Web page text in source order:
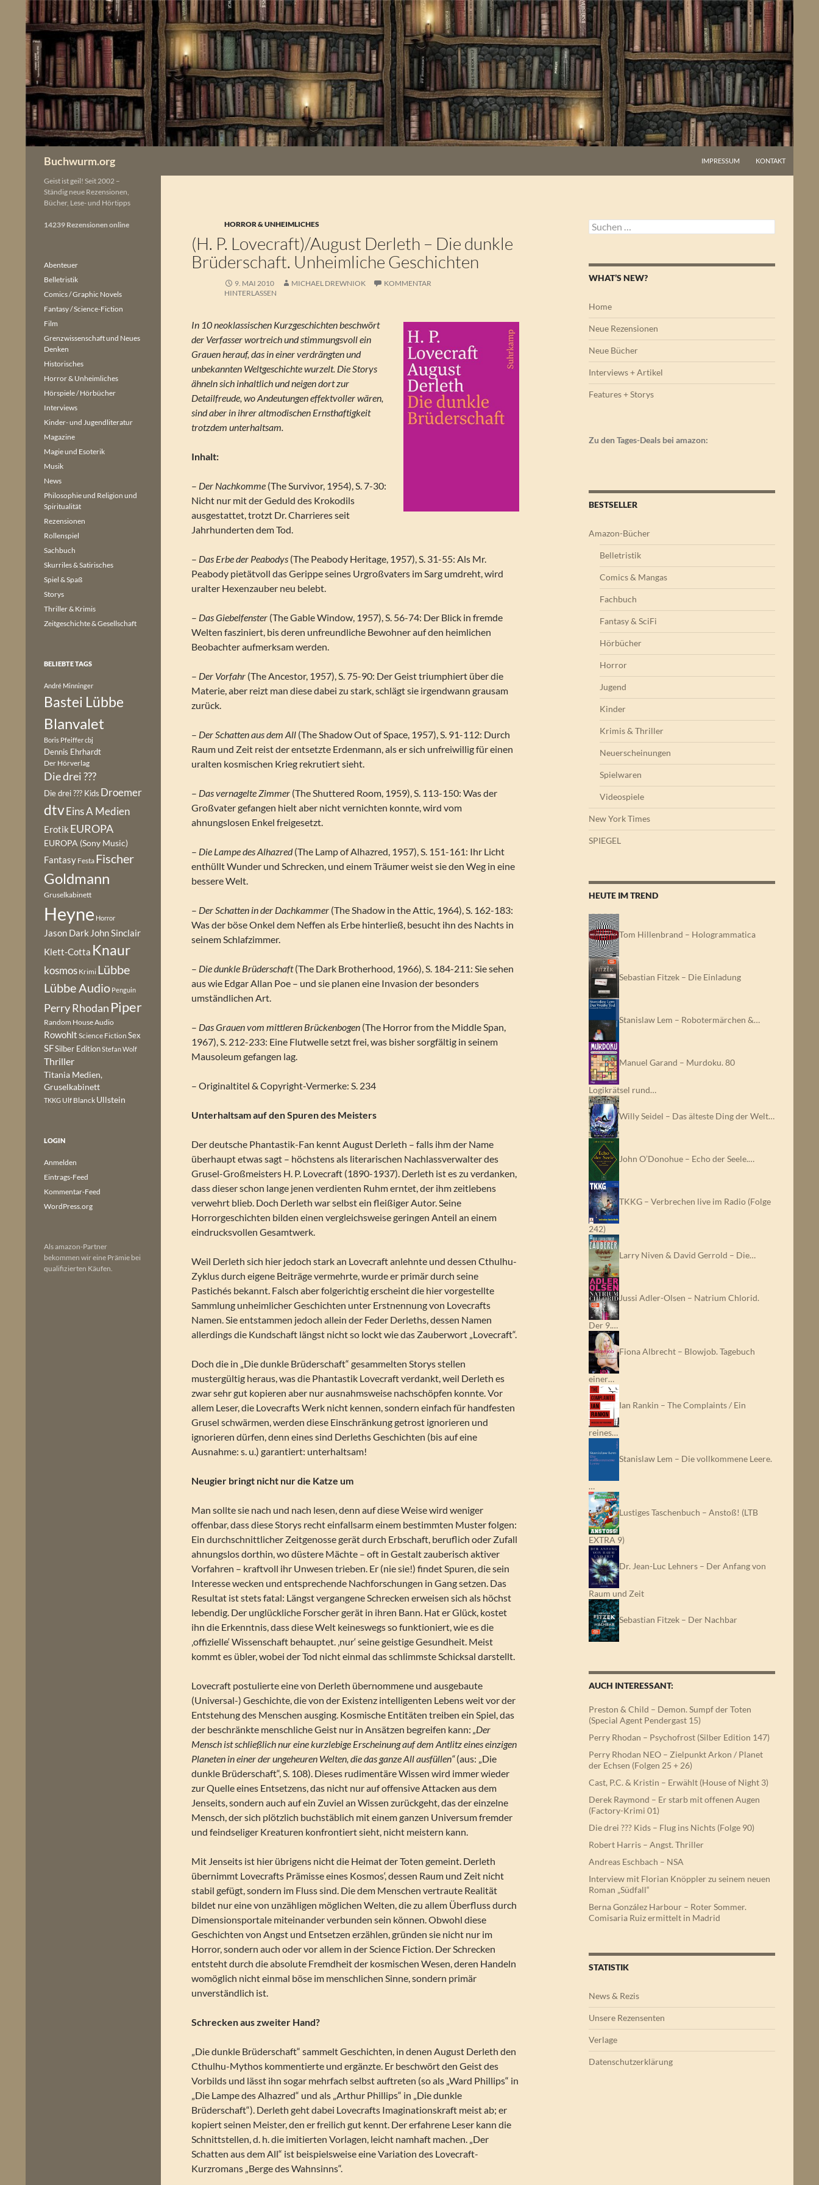
springen
Buchwurm.org IMPRESSUM KONTAKT
HORROR & UNHEIMLICHES
(H. P. Lovecraft)/August Derleth – Die dunkle
Brüderschaft. Unheimliche Geschichten
9. MAI 2010 MICHAEL DREWNIOK
KOMMENTAR
HINTERLASSEN
In 10 neoklassischen Kurzgeschichten beschwört
der Verfasser wortreich und stimmungsvoll ein
Grauen herauf, das in einer verdrängten und
unbekannten Weltgeschichte wurzelt. Die Storys
ähneln sich inhaltlich und neigen dort zur
Detailfreude, wo Andeutungen effektvoller wären,
sind aber in ihrer altmodischen Ernsthaftigkeit
trotzdem unterhaltsam.
Inhalt:
– Der Nachkomme (The Survivor, 1954), S. 7-30:
Nicht nur mit der Geduld des Krokodils
ausgestattet, trotzt Dr. Charrieres seit
Jahrhunderten dem Tod.
– Das Erbe der Peabodys (The Peabody Heritage, 1957), S. 31-55: Als Mr.
Peabody pietätvoll das Gerippe seines Urgroßvaters im Sarg umdreht, wird
uralter Hexenzauber neu belebt.
– Das Giebelfenster (The Gable Window, 1957), S. 56-74: Der Blick in fremde
Welten fasziniert, bis deren unfreundliche Bewohner auf den heimlichen
Beobachter aufmerksam werden.
– Der Vorfahr (The Ancestor, 1957), S. 75-90: Der Geist triumphiert über die
Materie, aber reizt man diese dabei zu stark, schlägt sie irgendwann grausam
zurück.
– Der Schatten aus dem All (The Shadow Out of Space, 1957), S. 91-112: Durch
Raum und Zeit reist der entsetzte Erdenmann, als er sich unfreiwillig für einen
uralten kosmischen Krieg rekrutiert sieht.
– Das vernagelte Zimmer (The Shuttered Room, 1959), S. 113-150: Was der
Großvater gefangen hielt aber nicht vernichten konnte, wird vom
ahnungslosen Enkel freigesetzt.
– Die Lampe des Alhazred(The Lamp of Alhazred, 1957), S. 151-161: Ihr Licht
enthüllt Wunder und Schrecken, und einem Träumer weist sie den Weg in eine
bessere Welt.
– Der Schatten in der Dachkammer (The Shadow in the Attic, 1964), S. 162-183:
Was der böse Onkel dem Neffen als Erbe hinterließ, besucht ihn des Nachts in
seinem Schlafzimmer.
– Die dunkle Brüderschaft(The Dark Brotherhood, 1966), S. 184-211: Sie sehen
aus wie Edgar Allan Poe – und sie planen eine Invasion der besonders
umständlichen Art.
– Das Grauen vom mittleren Brückenbogen (The Horror from the Middle Span,
1967), S. 212-233: Eine Flutwelle setzt frei, was bisher sorgfältig in seinem
Mausoleum gefangen lag.
– Originaltitel & Copyright-Vermerke: S. 234
Unterhaltsam auf den Spuren des Meisters
Der deutsche Phantastik-Fan kennt August Derleth – falls ihm der Name
überhaupt etwas sagt – höchstens als literarischen Nachlassverwalter des
Grusel-Großmeisters H. P. Lovecraft (1890-1937). Derleth ist es zu verdanken,
dass dieser schon lange jenen verdienten Ruhm erntet, der ihm zeitlebens
verwehrt blieb. Doch Derleth war selbst ein fleißiger Autor. Seine
Horrorgeschichten bilden einen vergleichsweise geringen Anteil an einem
eindrucksvollen Gesamtwerk.
Weil Derleth sich hier jedoch stark an Lovecraft anlehnte und dessen Cthulhu-
Zyklus durch eigene Beiträge vermehrte, wurde er primär durch seine
Pastichés bekannt. Falsch aber folgerichtig erscheint die hier vorgestellte
Sammlung unheimlicher Geschichten unter Erstnennung von Lovecrafts
Namen. Sie entstammen jedoch allein der Feder Derleths, dessen Namen
allerdings die Kundschaft längst nicht so lockt wie das Zauberwort „Lovecraft“.
Doch die in „Die dunkle Brüderschaft“ gesammelten Storys stellen
mustergültig heraus, was die Phantastik Lovecraft verdankt, weil Derleth es
zwar sehr gut kopieren aber nur ausnahmsweise nachschöpfen konnte. Vor
allem Leser, die Lovecrafts Werk nicht kennen, sondern einfach für handfesten
Grusel schwärmen, werden diese Einschränkung getrost ignorieren und
ignorieren dürfen, denn eines sind Derleths Geschichten (bis auf eine
Ausnahme: s. u.) garantiert: unterhaltsam!
Neugier bringt nicht nur die Katze um
Man sollte sie nach und nach lesen, denn auf diese Weise wird weniger
offenbar, dass diese Storys recht einfallsarm einem bestimmten Muster folgen:
Ein durchschnittlicher Zeitgenosse gerät durch Erbschaft, beruflich oder Zufall
ahnungslos dorthin, wo düstere Mächte – oft in Gestalt zauberisch aktiver
Vorfahren – kraftvoll ihr Unwesen trieben. Er (nie sie!) findet Spuren, die sein
Interesse wecken und entsprechende Nachforschungen in Gang setzen. Das
Resultat ist stets fatal: Längst vergangene Schrecken erweisen sich als höchst
lebendig. Der unglückliche Forscher gerät in ihren Bann. Hat er Glück, kostet
ihn die Erkenntnis, dass diese Welt keineswegs so funktioniert, wie es die
‚offizielle‘ Wissenschaft behauptet. ‚nur‘ seine geistige Gesundheit. Meist
kommt es übler, wobei der Tod nicht einmal das schlimmste Schicksal darstellt.
Lovecraft postulierte eine von Derleth übernommene und ausgebaute
(Universal-) Geschichte, die von der Existenz intelligenten Lebens weit vor der
Entstehung des Menschen ausging. Kosmische Entitäten treiben ein Spiel, das
der beschränkte menschliche Geist nur in Ansätzen begreifen kann:„Der
Mensch ist schließlich nur eine kurzlebige Erscheinung auf dem Antlitz eines einzigen
Planeten in einer der ungeheuren Welten, die das ganze All ausfüllen“(aus: „Die
dunkle Brüderschaft“, S. 108). Dieses rudimentäre Wissen wird immer wieder
zur Quelle eines Entsetzens, das nicht nur auf offensive Attacken aus dem
Jenseits, sondern auch auf ein Zuviel an Wissen zurückgeht, das der einzelne
Mensch, der sich plötzlich buchstäblich mit einem ganzen Universum fremder
und feindseliger Kreaturen konfrontiert sieht, nicht meistern kann.
Mit Jenseits ist hier übrigens nicht die Heimat der Toten gemeint. Derleth
übernimmt Lovecrafts Prämisse eines Kosmos‘, dessen Raum und Zeit nicht
stabil gefügt, sondern im Fluss sind. Die dem Menschen vertraute Realität
bildet nur eine von unzähligen möglichen Welten, die zu allem Überfluss durch
Dimensionsportale miteinander verbunden sein können. Obwohl diese
Geschichten von Angst und Entsetzen erzählen, gründen sie nicht nur im
Horror, sondern auch oder vor allem in der Science Fiction. Der Schrecken
entsteht durch die absolute Fremdheit der kosmischen Wesen, deren Handeln
womöglich nicht einmal böse im menschlichen Sinne, sondern primär
unverständlich ist.
Schrecken aus zweiter Hand?
„Die dunkle Brüderschaft“ sammelt Geschichten, in denen August Derleth den
Cthulhu-Mythos kommentierte und ergänzte. Er beschwört den Geist des
Vorbilds und lässt ihn sogar mehrfach selbst auftreten (so als „Ward Phillips“ in
„Die Lampe des Alhazred“ und als „Arthur Phillips“ in „Die dunkle
Brüderschaft“). Derleth geht dabei Lovecrafts Imaginationskraft meist ab; er
kopiert seinen Meister, den er freilich gut kennt. Der erfahrene Leser kann die
Schnittstellen, d. h. die imitierten Vorlagen, leicht namhaft machen. „Der
Schatten aus dem All“ ist beispielsweise eine Variation des Lovecraft-
Kurzromans „Berge des Wahnsinns“.
Suchen
nach:
WHAT’S NEW?
Home
Neue Rezensionen
Neue Bücher
Interviews + Artikel
Features + Storys
Zu den Tages-Deals bei amazon:
BESTSELLER
Amazon-Bücher
Belletristik
Comics & Mangas
Fachbuch
Fantasy & SciFi
Hörbücher
Horror
Jugend
Kinder
Krimis & Thriller
Neuerscheinungen
Spielwaren
Videospiele
New York Times
SPIEGEL
HEUTE IM TREND
Tom Hillenbrand – Hologrammatica
Sebastian Fitzek – Die Einladung
Stanislaw Lem – Robotermärchen &…
Manuel Garand – Murdoku. 80
Logikrätsel rund…
Willy Seidel – Das älteste Ding der Welt…
John O’Donohue – Echo der Seele.…
TKKG – Verbrechen live im Radio (Folge
242)
Larry Niven & David Gerrold – Die…
Jussi Adler-Olsen – Natrium Chlorid.
Der 9.…
Fiona Albrecht – Blowjob. Tagebuch
einer…
Ian Rankin – The Complaints / Ein
reines…
Stanislaw Lem – Die vollkommene Leere.
…
Lustiges Taschenbuch – Anstoß! (LTB
EXTRA 9)
Dr. Jean-Luc Lehners – Der Anfang von
Raum und Zeit
Sebastian Fitzek – Der Nachbar
AUCH INTERESSANT:
Preston & Child – Demon. Sumpf der Toten
(Special Agent Pendergast 15)
Perry Rhodan – Psychofrost (Silber Edition 147)
Perry Rhodan NEO – Zielpunkt Arkon / Planet
der Echsen (Folgen 25 + 26)
Cast, P.C. & Kristin – Erwählt (House of Night 3)
Derek Raymond – Er starb mit offenen Augen
(Factory-Krimi 01)
Die drei ??? Kids – Flug ins Nichts (Folge 90)
Robert Harris – Angst. Thriller
Andreas Eschbach – NSA
Interview mit Florian Knöppler zu seinem neuen
Roman „Südfall“
Berna González Harbour – Roter Sommer.
Comisaria Ruiz ermittelt in Madrid
STATISTIK
News & Rezis
Unsere Rezensenten
Verlage
Datenschutzerklärung
Geist ist geil! Seit 2002 –
Ständig neue Rezensionen,
Bücher, Lese- und Hörtipps
14239 Rezensionen online
Abenteuer
Belletristik
Comics / Graphic Novels
Fantasy / Science-Fiction
Film
Grenzwissenschaft und Neues
Denken
Historisches
Horror & Unheimliches
Hörspiele / Hörbücher
Interviews
Kinder- und Jugendliteratur
Magazine
Magie und Esoterik
Musik
News
Philosophie und Religion und
Spiritualität
Rezensionen
Rollenspiel
Sachbuch
Skurriles & Satirisches
Spiel & Spaß
Storys
Thriller & Krimis
Zeitgeschichte & Gesellschaft
BELIEBTE TAGS
André Minninger
Bastei Lübbe
Blanvalet
Boris Pfeiffercbj
Dennis Ehrhardt
Der Hörverlag
Die drei ???
Die drei ??? Kids Droemer
dtvEins A Medien
Erotik EUROPA
EUROPA (Sony Music)
Fantasy Festa Fischer
Goldmann
Gruselkabinett
Heyne Horror
Jason Dark John Sinclair
Klett-Cotta Knaur
kosmos Krimi Lübbe
Lübbe Audio Penguin
Perry Rhodan Piper
Random House Audio
Rowohlt Science Fiction Sex
SFSilber EditionStefan Wolf
Thriller
Titania Medien,
Gruselkabinett
TKKG Ulf Blanck Ullstein
LOGIN
Anmelden
Eintrags-Feed
Kommentar-Feed
WordPress.org
Als amazon-Partner
bekommen wir eine Prämie bei
qualifizierten Käufen.